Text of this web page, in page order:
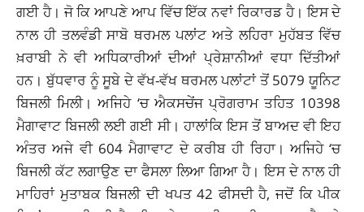
ਗਈ ਹੈ। ਜੋ ਕਿ ਆਪਣੇ ਆਪ ਵਿੱਚ ਇੱਕ ਨਵਾਂ ਰਿਕਾਰਡ ਹੈ। ਇਸ ਦੇ
ਨਾਲ ਹੀ ਤਲਵੰਡੀ ਸਾਬੋ ਥਰਮਲ ਪਲਾਂਟ ਅਤੇ ਲਹਿਰਾ ਮੁਹੱਬਤ ਵਿੱਚ
ਖ਼ਰਾਬੀ ਨੇ ਵੀ ਅਧਿਕਾਰੀਆਂ ਦੀਆਂ ਪ੍ਰੇਸ਼ਾਨੀਆਂ ਵਧਾ ਦਿੱਤੀਆਂ
ਹਨ। ਬੁੱਧਵਾਰ ਨੂੰ ਸੂਬੇ ਦੇ ਵੱਖ-ਵੱਖ ਥਰਮਲ ਪਲਾਂਟਾਂ ਤੋਂ 5079 ਯੂਨਿਟ
ਬਿਜਲੀ ਮਿਲੀ। ਅਜਿਹੇ ‘ਚ ਐਕਸਚੇਂਜ ਪ੍ਰੋਗਰਾਮ ਤਹਿਤ 10398
ਮੈਗਾਵਾਟ ਬਿਜਲੀ ਲਈ ਗਈ ਸੀ। ਹਾਲਾਂਕਿ ਇਸ ਤੋਂ ਬਾਅਦ ਵੀ ਇਹ
ਅੰਤਰ ਅਜੇ ਵੀ 604 ਮੈਗਾਵਾਟ ਦੇ ਕਰੀਬ ਹੀ ਰਿਹਾ। ਅਜਿਹੇ ‘ਚ
ਬਿਜਲੀ ਕੱਟ ਲਗਾਉਣ ਦਾ ਫੈਸਲਾ ਲਿਆ ਗਿਆ ਹੈ। ਇਸ ਦੇ ਨਾਲ ਹੀ
ਮਾਹਿਰਾਂ ਮੁਤਾਬਕ ਬਿਜਲੀ ਦੀ ਖਪਤ 42 ਫੀਸਦੀ ਹੈ, ਜਦੋਂ ਕਿ ਪੀਕ